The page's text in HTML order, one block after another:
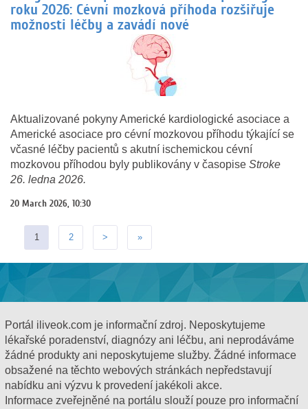
roku 2026: Cévní mozková příhoda rozšiřuje
možnosti léčby a zavádí nové
Aktualizované pokyny Americké kardiologické asociace a
Americké asociace pro cévní mozkovou příhodu týkající se
včasné léčby pacientů s akutní ischemickou cévní
mozkovou příhodou byly publikovány v časopise Stroke
26. ledna 2026.
20 March 2026, 10:30
1 2 > »
Portál iliveok.com je informační zdroj. Neposkytujeme
lékařské poradenství, diagnózy ani léčbu, ani neprodáváme
žádné produkty ani neposkytujeme služby. Žádné informace
obsažené na těchto webových stránkách nepředstavují
nabídku ani výzvu k provedení jakékoli akce.
Informace zveřejněné na portálu slouží pouze pro informační